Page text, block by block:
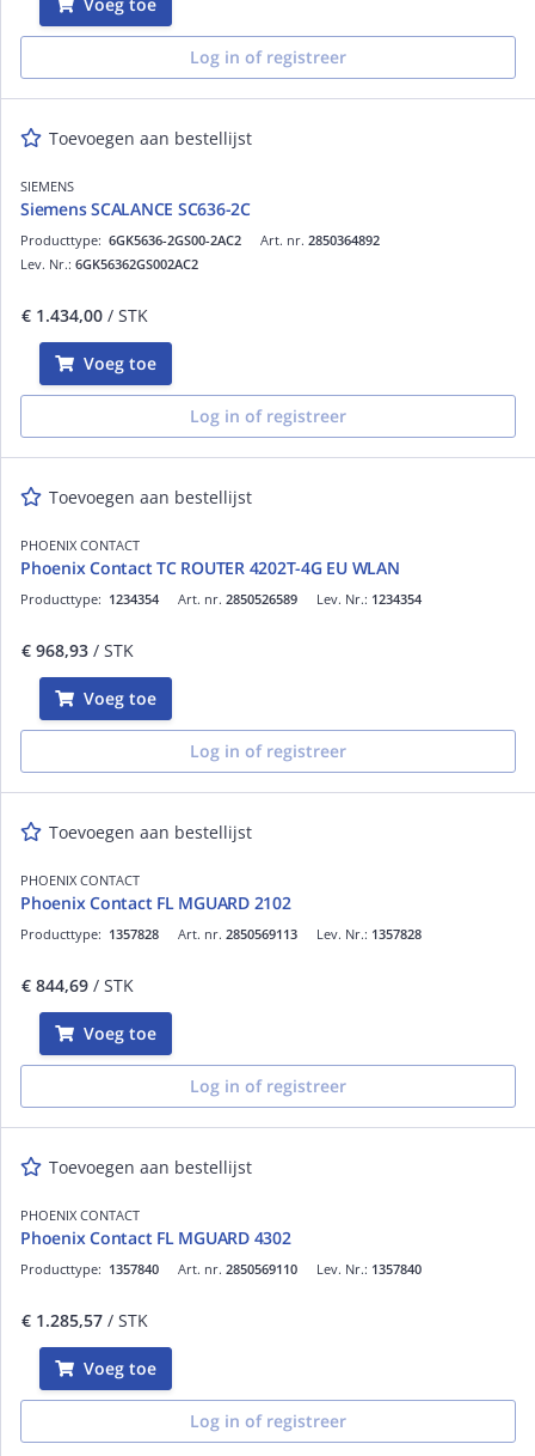
Log in of registreer
Toevoegen aan bestellijst
SIEMENS
Siemens SCALANCE SC636-2C
Art. nr. 2850364892
Producttype: 6GK5636-2GS00-2AC2
Lev. Nr.: 6GK56362GS002AC2
€ 1.434,00 / STK
Voeg toe
Log in of registreer
Toevoegen aan bestellijst
PHOENIX CONTACT
Phoenix Contact TC ROUTER 4202T-4G EU WLAN
Art. nr. 2850526589
Producttype: 1234354 Lev. Nr.: 1234354
€ 968,93 / STK
Voeg toe
Log in of registreer
Toevoegen aan bestellijst
PHOENIX CONTACT
Phoenix Contact FL MGUARD 2102
Art. nr. 2850569113
Producttype: 1357828 Lev. Nr.: 1357828
€ 844,69 / STK
Voeg toe
Log in of registreer
Toevoegen aan bestellijst
PHOENIX CONTACT
Phoenix Contact FL MGUARD 4302
Art. nr. 2850569110
Producttype: 1357840 Lev. Nr.: 1357840
€ 1.285,57 / STK
Voeg toe
Log in of registreer